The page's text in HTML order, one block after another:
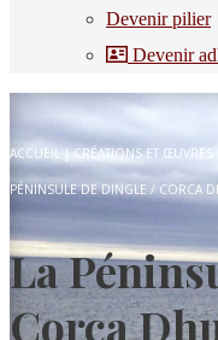
Devenir pilier
Devenir
ACCUEIL |CRÉATIONS ET ŒUVRES
PÉNINSULE DE DINGLE / CORCA
La
Corca